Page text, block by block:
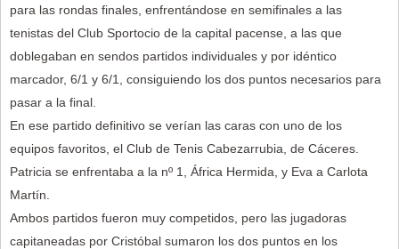
para las rondas finales, enfrentándose en semifinales a las
tenistas del Club Sportocio de la capital pacense, a las que
doblegaban en sendos partidos individuales y por idéntico
marcador, 6/1 y 6/1, consiguiendo los dos puntos necesarios para
pasar a la final.
En ese partido definitivo se verían las caras con uno de los
equipos favoritos, el Club de Tenis Cabezarrubia, de Cáceres.
Patricia se enfrentaba a la nº 1, África Hermida, y Eva a Carlota
Martín.
Ambos partidos fueron muy competidos, pero las jugadoras
capitaneadas por Cristóbal sumaron los dos puntos en los